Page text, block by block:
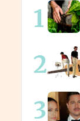
1
2
3